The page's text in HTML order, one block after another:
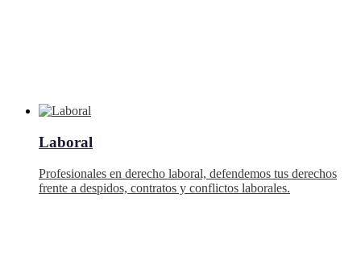
Laboral
Profesionales en derecho laboral, defendemos tus derechos
frente a despidos, contratos y conflictos laborales.